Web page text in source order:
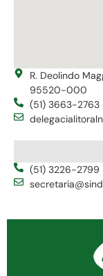
R. Deolindo
95520-000
(51) 3663-2763
(51) 3226-2799